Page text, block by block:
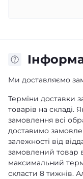
Ми доставляємо
Терміни доставки
товарів на
замовлення всі
доставимо
залежності від
замовлений товар
максимальний
скласти 8 тижнів.